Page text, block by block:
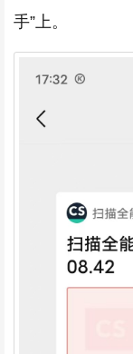
手”上。